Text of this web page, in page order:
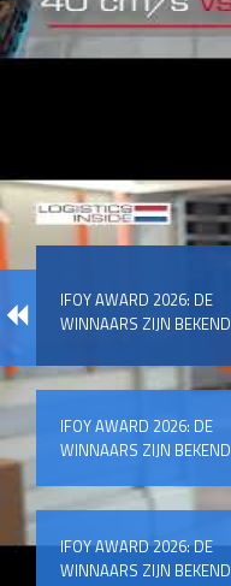
IFOY AWARD 2026: DE
WINNAARS ZIJN BEKEND
IFOY AWARD 2026: DE
WINNAARS ZIJN BEKEND
IFOY AWARD 2026: DE
WINNAARS ZIJN BEKEND